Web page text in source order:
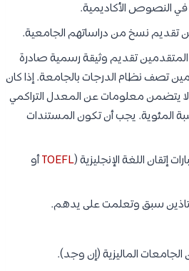
في النصوص الأكاديمية.
تقديم نسخ من دراساتهم الجامعية.
تقديم وثيقة رسمية صادرة
تصف نظام الدرجات بالجامعة. إذا كان
يتضمن معلومات عن المعدل التراكمي
المئوية. يجب أن تكون المستندات
اللغة الإنجليزية (TOEFLأو
سبق وتعلمت على يدهم.
الماليزية (إن وجد).